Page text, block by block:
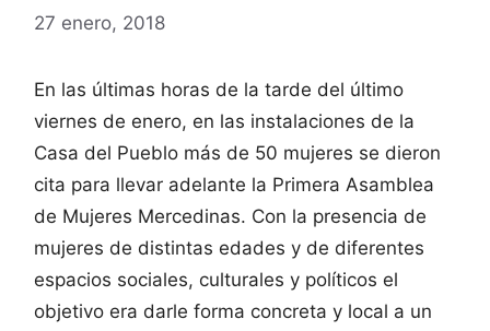
27 enero, 2018
En las últimas horas de la tarde del último
viernes de enero, en las instalaciones de la
Casa del Pueblo más de 50 mujeres se dieron
cita para llevar adelante la Primera Asamblea
de Mujeres Mercedinas. Con la presencia de
mujeres de distintas edades y de diferentes
espacios sociales, culturales y políticos el
objetivo era darle forma concreta y local a un